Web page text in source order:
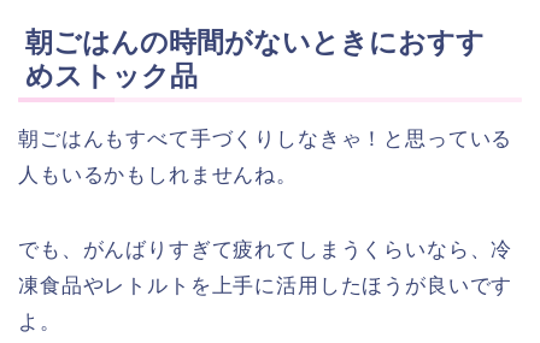
朝ごはんの時間がないときにおすす
めストック品
朝ごはんもすべて手づくりしなきゃ！と思っている
人もいるかもしれませんね。
でも、がんばりすぎて疲れてしまうくらいなら、冷
凍食品やレトルトを上手に活用したほうが良いです
よ。